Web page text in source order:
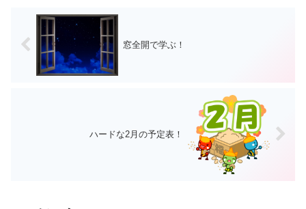
窓全開で学ぶ！
ハードな2月の予定表！